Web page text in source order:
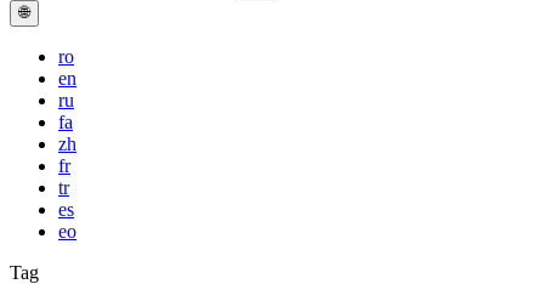
🌐
ro
en
ru
fa
zh
fr
tr
es
eo
Tag